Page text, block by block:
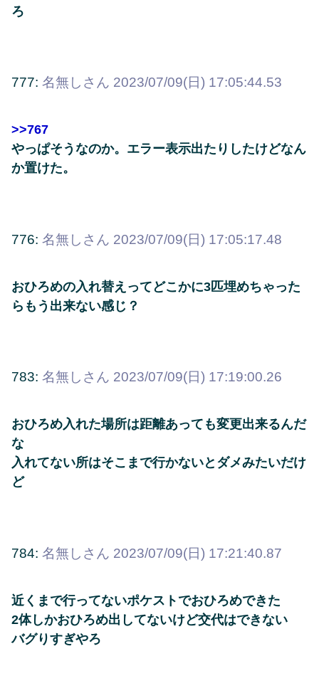
ろ
777: 名無しさん 2023/07/09(日) 17:05:44.53
>>767
やっぱそうなのか。エラー表示出たりしたけどなん
か置けた。
776: 名無しさん 2023/07/09(日) 17:05:17.48
おひろめの入れ替えってどこかに3匹埋めちゃった
らもう出来ない感じ？
783: 名無しさん 2023/07/09(日) 17:19:00.26
おひろめ入れた場所は距離あっても変更出来るんだ
な
入れてない所はそこまで行かないとダメみたいだけ
ど
784: 名無しさん 2023/07/09(日) 17:21:40.87
近くまで行ってないポケストでおひろめできた
2体しかおひろめ出してないけど交代はできない
バグりすぎやろ